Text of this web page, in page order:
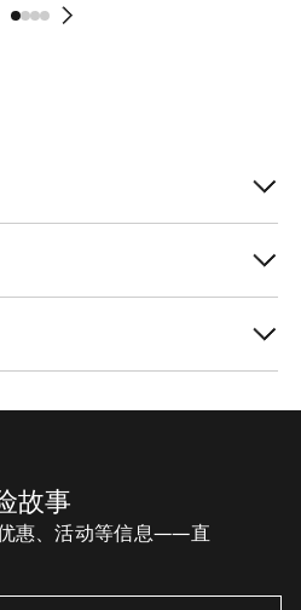
故事
惠、活动等信息——直